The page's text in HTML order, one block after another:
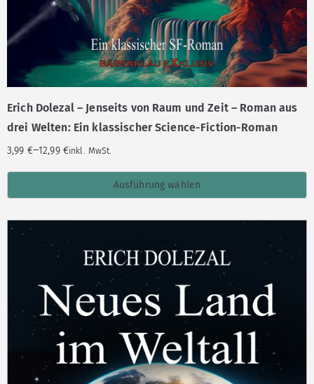
Erich Dolezal – Jenseits von Raum und Zeit – Roman aus
drei Welten: Ein klassischer Science-Fiction-Roman
3,99 €–12,99 €inkl. MwSt.
Ausführung wählen